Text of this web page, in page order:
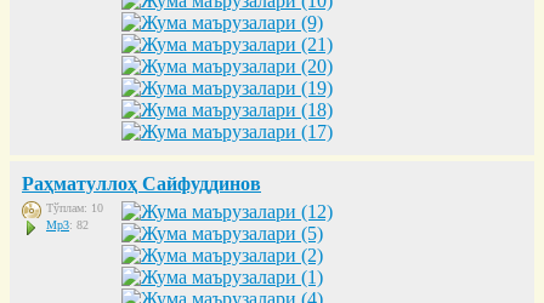
Раҳматуллоҳ Сайфуддинов
Тўплам: 10
Mp3: 82